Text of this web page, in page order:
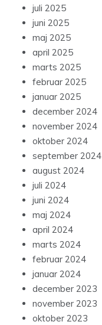
juli 2025
juni 2025
maj 2025
april 2025
marts 2025
februar 2025
januar 2025
december 2024
november 2024
oktober 2024
september 2024
august 2024
juli 2024
juni 2024
maj 2024
april 2024
marts 2024
februar 2024
januar 2024
december 2023
november 2023
oktober 2023